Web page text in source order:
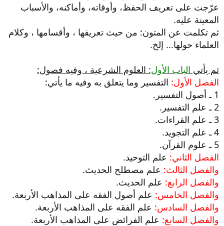
عرّجت على تعريف الحفظ، وأوقاته، وأماكنه، والأسباب
المعينة عليه.
ثم تكلمت عن المتون: من حيث تعريفها ، وأقسامها ، وكلام
العلماء حولها... إلخ.
ثم يأتي الباب الأول: العلوم الشرعية ، وفيه فصول:
الفصل الأول: التفسير وما يتعلق به وفيه ما يأتي:
1 ـ أصول التفسير.
2 ـ علم التفسير.
3 ـ علم القراءات.
4 ـ علم التجويد.
5 ـ علوم القرآن.
الفصل الثاني: علم التوحيد.
والفصل الثالث: علم مصطلح الحديث.
والفصل الرابع: علم الحديث.
والفصل الخامس: علم أصول الفقه على المذاهب الأربعة.
والفصل السادس: علم الفقه على المذاهب الأربعة.
والفصل السابع: علم الفرائض على المذاهب الأربعة.